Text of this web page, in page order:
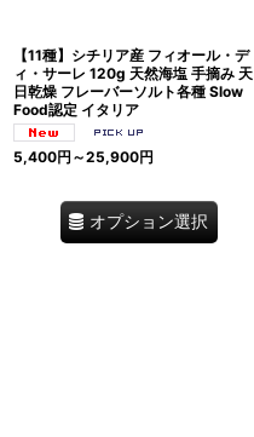
【11種】シチリア産 フィオール・デ
ィ・サーレ 120g 天然海塩 手摘み 天
日乾燥 フレーバーソルト各種 Slow
Food認定 イタリア
5,400円 ～25,900円
オプション選択